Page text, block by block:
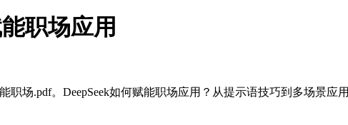
职场应用
职场.pdf。DeepSeek如何赋能职场应用？从提示语技巧到多场景应用